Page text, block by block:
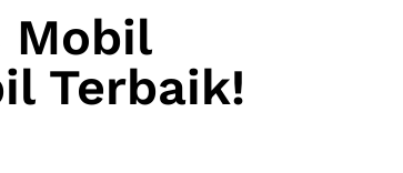
Mobil
Terbaik!